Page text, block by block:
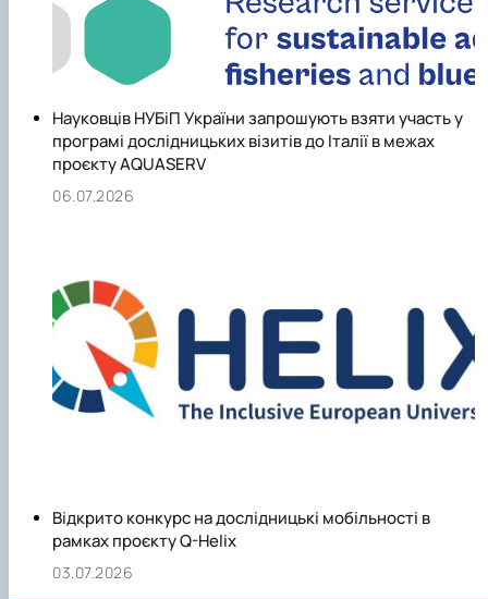
Науковців НУБіП України запрошують взяти участь у
програмі дослідницьких візитів до Італії в межах
проєкту AQUASERV
06.07.2026
Відкрито конкурс на дослідницькі мобільності в
рамках проєкту Q-Helix
03.07.2026